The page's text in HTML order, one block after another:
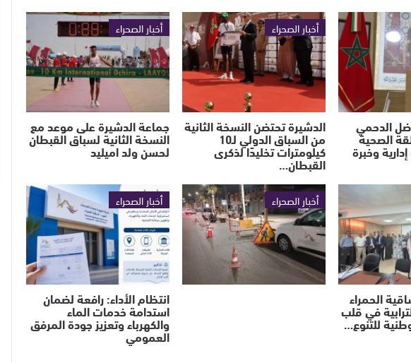
الدحمي
الصحية
وخبرة
أخبار الصحراء
الدشيرة تحتضن النسخة الثانية
من السباق الدولي لـ10
كيلومترات تخليدًا لذكرى
القبطان…
أخبار الصحراء
جماعة الدشيرة على موعد مع
النسخة الثانية لسباق القبطان
لحسن ولد اميليد
الحمراء
في قلب
للتنوع…
أخبار الصحراء أخبار الصحراء
انتظام الأداء: رافعة لضمان
استدامة خدمات الماء
والكهرباء وتعزيز جودة المرفق
العمومي